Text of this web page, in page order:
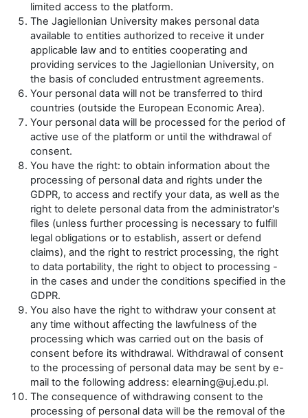
limited access to the platform.
The Jagiellonian University makes personal data
available to entities authorized to receive it under
applicable law and to entities cooperating and
providing services to the Jagiellonian University, on
the basis of concluded entrustment agreements.
Your personal data will not be transferred to third
countries (outside the European Economic Area).
Your personal data will be processed for the period of
active use of the platform or until the withdrawal of
consent.
You have the right: to obtain information about the
processing of personal data and rights under the
GDPR, to access and rectify your data, as well as the
right to delete personal data from the administrator's
files (unless further processing is necessary to fulfill
legal obligations or to establish, assert or defend
claims), and the right to restrict processing, the right
to data portability, the right to object to processing -
in the cases and under the conditions specified in the
GDPR.
You also have the right to withdraw your consent at
any time without affecting the lawfulness of the
processing which was carried out on the basis of
consent before its withdrawal. Withdrawal of consent
to the processing of personal data may be sent by e-
mail to the following address: elearning@uj.edu.pl.
The consequence of withdrawing consent to the
processing of personal data will be the removal of the